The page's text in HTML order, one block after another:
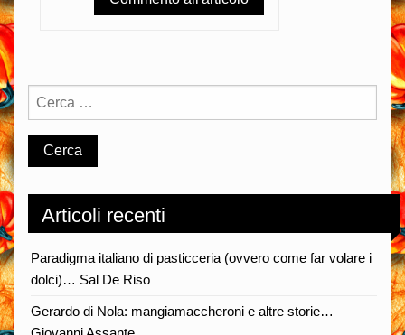
Articoli recenti
Paradigma italiano di pasticceria (ovvero come far volare i
dolci)… Sal De Riso
Gerardo di Nola: mangiamaccheroni e altre storie…